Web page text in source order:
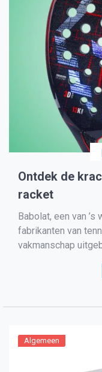
Ontdek de
racket
Babolat, een van
fabrikanten van
vakmanschap
de introductie van
combineren
Algemeen